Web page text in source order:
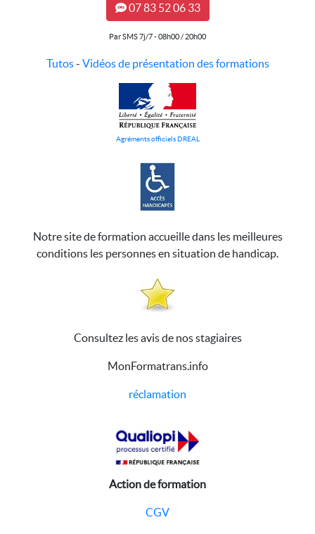
07 83 52 06 33
Par SMS 7j/7 - 08h00 / 20h00
Tutos- Vidéos de présentation des formations
Agréments officiels DREAL
Notre site de formation accueille dans les meilleures
conditions les personnes en situation de handicap.
Consultez les avis de nos stagiaires
MonFormatrans.info
réclamation
Action de formation
CGV